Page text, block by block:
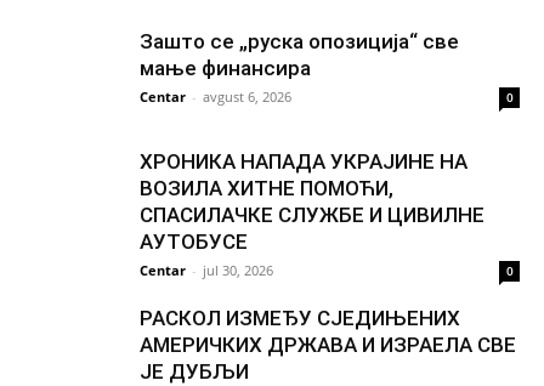
Зашто се „руска опозиција“ све
мање финансира
Centar - avgust 6, 2026 0
ХРОНИКА НАПАДА УКРАЈИНЕ НА
ВОЗИЛА ХИТНЕ ПОМОЋИ,
СПАСИЛАЧКЕ СЛУЖБЕ И ЦИВИЛНЕ
АУТОБУСЕ
Centar - jul 30, 2026 0
РАСКОЛ ИЗМЕЂУ СЈЕДИЊЕНИХ
АМЕРИЧКИХ ДРЖАВА И ИЗРАЕЛА СВЕ
ЈЕ ДУБЉИ